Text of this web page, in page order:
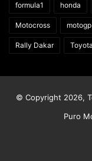
formula1 honda
Motocross motogp
Rally Dakar Toyota
© Copyright 2026,
Puro